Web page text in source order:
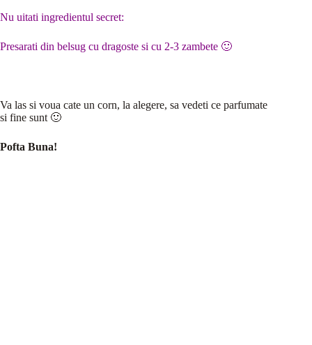
Nu uitati ingredientul secret:
Presarati din belsug cu dragoste si cu 2-3 zambete 🙂
Va las si voua cate un corn, la alegere, sa vedeti ce parfumate
si fine sunt 🙂
Pofta Buna!